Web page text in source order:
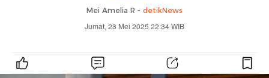
Mei Amelia R - detikNews
Jumat, 23 Mei 2025 22:34 WIB